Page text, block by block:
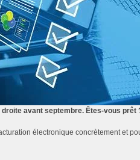
avant septembre. Êtes-vous prêt
électronique concrètement et